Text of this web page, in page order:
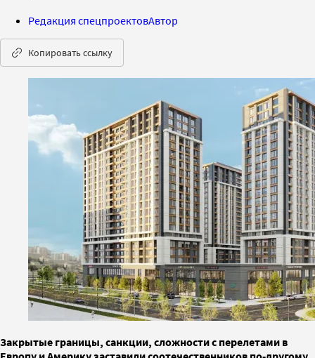
Редакция спецпроектовАвтор
Копировать ссылку
Закрытые границы, санкции, сложности с перелетами в